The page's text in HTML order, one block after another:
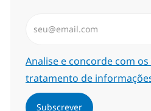
Required
Analise e concorde com
tratamento de
Subscrever